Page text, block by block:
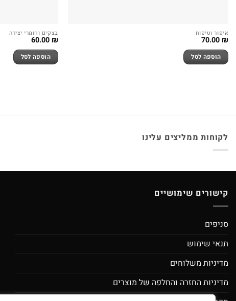
איפור וטיפוח
70.00 ₪
הוספה לסל
בצקים וחומרי יצירה
60.00 ₪
הוספה לסל
לקוחות ממליצים עלינו
קישורים שימושיים
סניפים
תנאי שימוש
מדיניות משלוחים
מדיניות החזרה והחלפה של מוצרים